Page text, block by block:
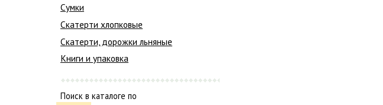
Сумки
Скатерти хлопковые
Скатерти, дорожки льняные
Книги и упаковка
Поиск в каталоге по